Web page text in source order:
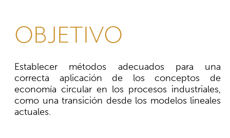
OBJETIVO
Establecer métodos adecuados para una
correcta aplicación de los conceptos de
economía circular en los procesos industriales,
como una transición desde los modelos lineales
actuales.